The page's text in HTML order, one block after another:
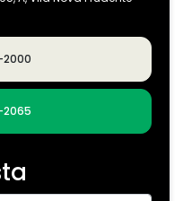
2000
2065